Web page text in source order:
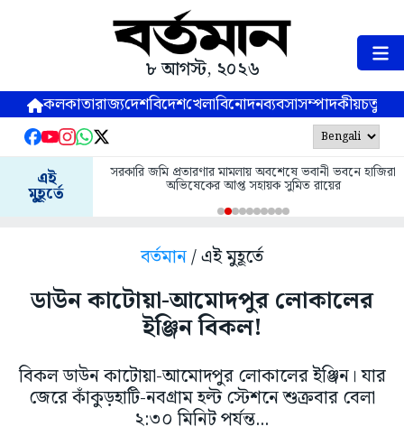
৮ আগস্ট, ২০২৬
কলকাতারাজ্যদেশবিদেশখেলাবিনোদনব্যবসাসম্পাদকীয়
এই
মুহূর্তে
সরকারি জমি প্রতারণার মামলায় অবশেষে ভবানী ভবনে হাজিরা
অভিষেকের আপ্ত সহায়ক সুমিত রায়ের
বর্তমান/ এই মুহূর্তে
ডাউন কাটোয়া-আমোদপুর লোকালের
ইঞ্জিন বিকল!
বিকল ডাউন কাটোয়া-আমোদপুর লোকালের ইঞ্জিন। যার
জেরে কাঁকুড়হাটি-নবগ্রাম হল্ট স্টেশনে শুক্রবার বেলা
২:৩০ মিনিট পর্যন্ত...